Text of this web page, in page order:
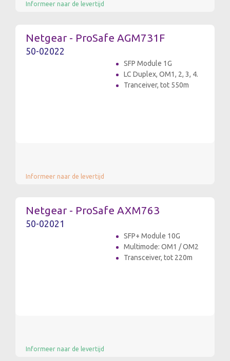
Informeer naar de levertijd
Netgear - ProSafe AGM731F
50-02022
SFP Module 1G
LC Duplex, OM1, 2, 3, 4.
Tranceiver, tot 550m
Informeer naar de levertijd
Netgear - ProSafe AXM763
50-02021
SFP+ Module 10G
Multimode: OM1 / OM2
Transceiver, tot 220m
Informeer naar de levertijd